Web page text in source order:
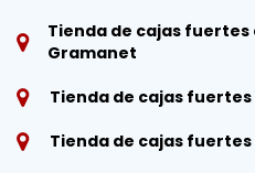
Tienda de cajas fuertes
Gramanet
Tienda de cajas fuertes
Tienda de cajas